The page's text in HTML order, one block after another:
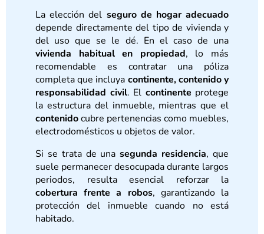
La elección del seguro de hogar adecuado
depende directamente del tipo de vivienda y
del uso que se le dé. En el caso de una
vivienda habitual en propiedad, lo más
recomendable es contratar una póliza
completa que incluya continente, contenido y
responsabilidad civil. El continente protege
la estructura del inmueble, mientras que el
contenidocubre pertenencias como muebles,
electrodomésticos u objetos de valor.
Si se trata de unasegunda residencia, que
suele permanecer desocupada durante largos
periodos, resulta esencial reforzar la
cobertura frente a robos, garantizando la
protección del inmueble cuando no está
habitado.